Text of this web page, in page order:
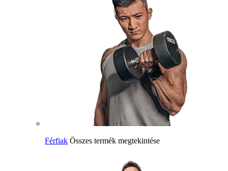
Férfiak Összes termék megtekintése